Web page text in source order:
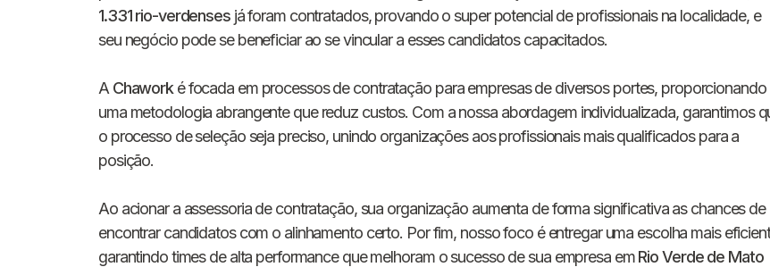
1.331 rio-verdensesjá foram contratados, provando o super potencial de profissionais na localidade, e
seu negócio pode se beneficiar ao se vincular a esses candidatos capacitados.
A Chawork é focada em processos de contratação para empresas de diversos portes, proporcionando
uma metodologia abrangente que reduz custos. Com a nossa abordagem individualizada, garantimos
o processo de seleção seja preciso, unindo organizações aos profissionais mais qualificados para a
posição.
Ao acionar a assessoria de contratação, sua organização aumenta de forma significativa as chances de
encontrar candidatos com o alinhamento certo. Por fim, nosso foco é entregar uma escolha mais
garantindo times de alta performance que melhoram o sucesso de sua empresa emRio Verde de Mato
+55 Digite seu telefone
Ao me cadastrar, concordo com os
Privacidadeda Chawork.